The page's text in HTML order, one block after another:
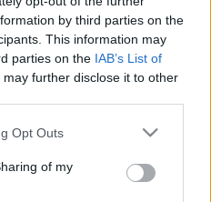
by third parties on the
This information may
parties on the IAB’s List of
may further disclose it to other
uses one or more Google
behaviour. You may click to
and its third-party tags to
Opt Outs
of my
kaptunk, az izraeli
elő impresszáriónkkal.
hogy telik a naptárunk…
leköthetek előadásokat,
is. Hihetetlen…
kapcsán Vincze Balázs,